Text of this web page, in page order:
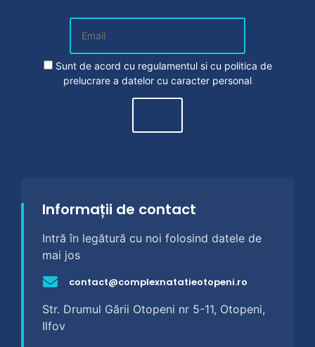
Sunt de acord cu regulamentulsi cu politica de
prelucrare a datelor cu caracter personal
Informații de contact
Intră în legătură cu noi folosind datele de
mai jos
contact@complexnatatieotopeni.ro
Str. Drumul Gării Otopeni nr 5-11, Otopeni,
Ilfov